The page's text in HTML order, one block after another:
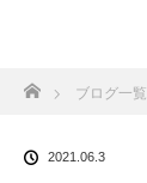
ブログ一覧
2021.06.3